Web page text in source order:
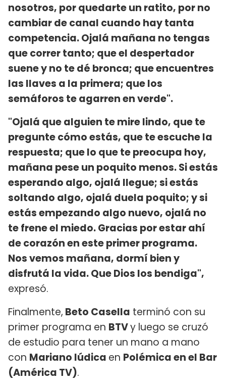
nosotros, por quedarte un ratito, por no
cambiar de canal cuando hay tanta
competencia. Ojalá mañana no tengas
que correr tanto; que el despertador
suene y no te dé bronca; que encuentres
las llaves a la primera; que los
semáforos te agarren en verde".
"Ojalá que alguien te mire lindo, que te
pregunte cómo estás, que te escuche la
respuesta; que lo que te preocupa hoy,
mañana pese un poquito menos. Si estás
esperando algo, ojalá llegue; si estás
soltando algo, ojalá duela poquito; y si
estás empezando algo nuevo, ojalá no
te frene el miedo. Gracias por estar ahí
de corazón en este primer programa.
Nos vemos mañana, dormí bien y
disfrutá la vida. Que Dios los bendiga",
expresó.
Finalmente, Beto Casella terminó con su
primer programa en BTVy luego se cruzó
de estudio para tener un mano a mano
con Mariano Iúdica en Polémica en el Bar
(América TV).